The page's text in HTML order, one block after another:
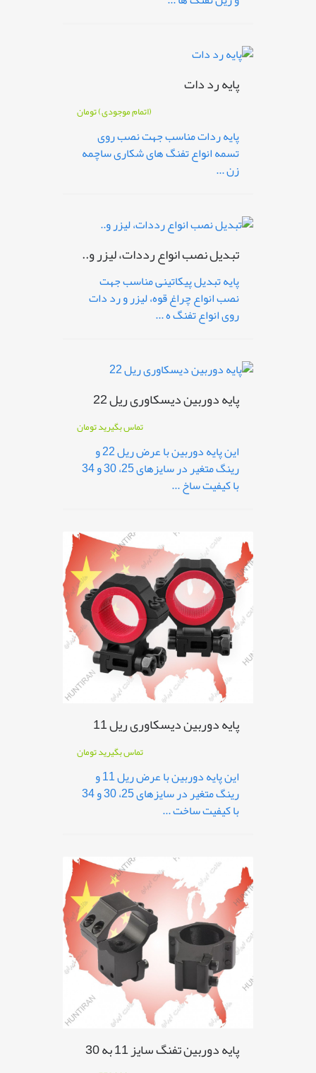
پایه رد دات
(اتمام موجودی)تومان
پایه ردات مناسب جهت نصب روی
تسمه انواع تفنگ های شکاری ساچمه
زن ...
تبدیل نصب انواع رددات، لیزر و..
پایه تبدیل پیکاتینی مناسب جهت
نصب انواع چراغ قوه، لیزر و رد دات
روی انواع تفنگ ه ...
پایه دوربین دیسکاوری ریل 22
تماس بگیریدتومان
این پایه دوربین با عرض ریل 22 و
رینگ متغیر در سایزهای 25، 30 و 34
با کیفیت ساخ ...
پایه دوربین دیسکاوری ریل 11
تماس بگیریدتومان
این پایه دوربین با عرض ریل 11 و
رینگ متغیر در سایزهای 25، 30 و 34
با کیفیت ساخت ...
پایه دوربین تفنگ سایز 11 به 30